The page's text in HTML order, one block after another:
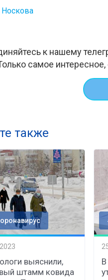
к нашему
самое
также
выяснили,
штамм ковида